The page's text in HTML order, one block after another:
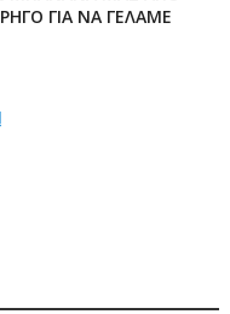
ΓΙΑ ΝΑ ΓΕΛΑΜΕ